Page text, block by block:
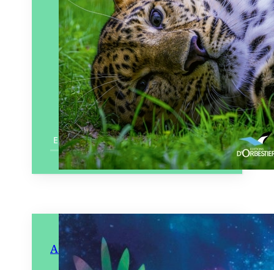
Éditeur :D’Orbestier – Rêves
Bleus
Paru le07/06/2024
En savoir plus
Astrid et la poussière d’étoiles